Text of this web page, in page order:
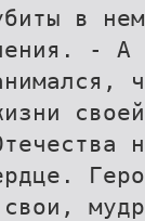
в
- А
свои,